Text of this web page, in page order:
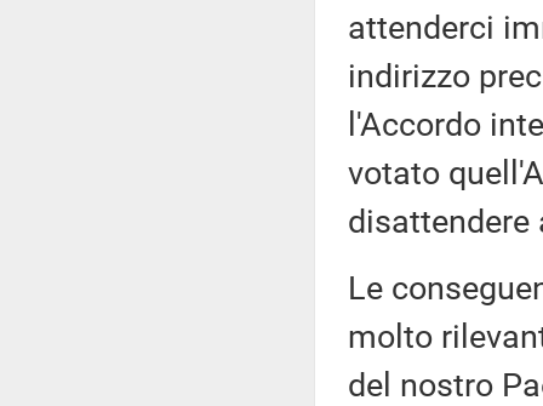
attenderci
indirizzo
l'Accordo
votato
disattendere
Le
molto
del nostro